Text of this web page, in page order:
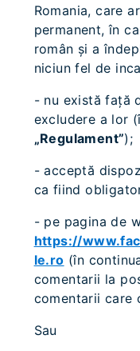
Romania, care
permanent, în
român şi a
niciun fel de
- nu există faţă
excludere a lor
„Regulament”);
- acceptă
ca fiind
- pe pagina de
https://
le.ro (în
comentarii la
comentarii care
Sau